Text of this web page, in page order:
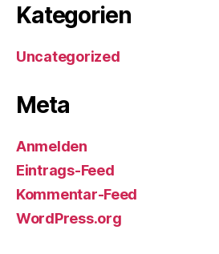
Kategorien
Uncategorized
Meta
Anmelden
Eintrags-Feed
Kommentar-Feed
WordPress.org